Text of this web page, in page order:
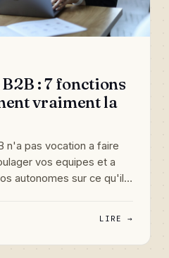
: 7 fonctions
vraiment la
n'a pas vocation a faire
vos equipes et a
autonomes sur ce qu'ils
supplementaire.
LIRE →